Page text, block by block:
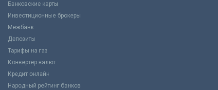
Банковские карты
Инвестиционные брокеры
Межбанк
Депозиты
Тарифы на газ
Конвертер валют
Кредит онлайн
Народный рейтинг банков